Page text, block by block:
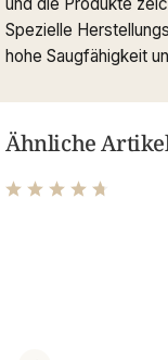
und die Produkte
Spezielle
hohe Saugfähigkeit
Ähnliche
Durchschnittliche